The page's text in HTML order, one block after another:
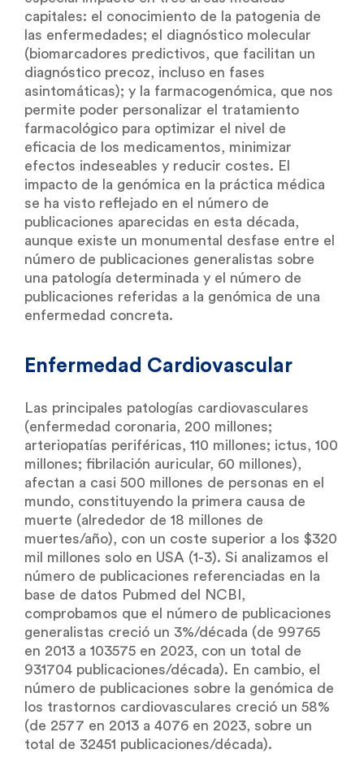
capitales: el conocimiento de la patogenia de
las enfermedades; el diagnóstico molecular
(biomarcadores predictivos, que facilitan un
diagnóstico precoz, incluso en fases
asintomáticas); y la farmacogenómica, que nos
permite poder personalizar el tratamiento
farmacológico para optimizar el nivel de
eficacia de los medicamentos, minimizar
efectos indeseables y reducir costes. El
impacto de la genómica en la práctica médica
se ha visto reflejado en el número de
publicaciones aparecidas en esta década,
aunque existe un monumental desfase entre el
número de publicaciones generalistas sobre
una patología determinada y el número de
publicaciones referidas a la genómica de una
enfermedad concreta.
Enfermedad Cardiovascular
Las principales patologías cardiovasculares
(enfermedad coronaria, 200 millones;
arteriopatías periféricas, 110 millones; ictus, 100
millones; fibrilación auricular, 60 millones),
afectan a casi 500 millones de personas en el
mundo, constituyendo la primera causa de
muerte (alrededor de 18 millones de
muertes/año), con un coste superior a los $320
mil millones solo en USA (1-3). Si analizamos el
número de publicaciones referenciadas en la
base de datos Pubmed del NCBI,
comprobamos que el número de publicaciones
generalistas creció un 3%/década (de 99765
en 2013 a 103575 en 2023, con un total de
931704 publicaciones/década). En cambio, el
número de publicaciones sobre la genómica de
los trastornos cardiovasculares creció un 58%
(de 2577 en 2013 a 4076 en 2023, sobre un
total de 32451 publicaciones/década).